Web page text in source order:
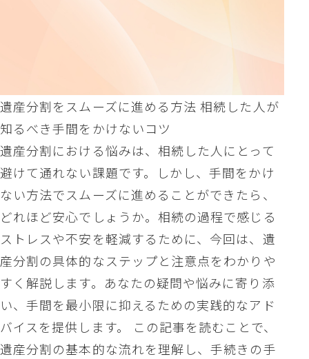
遺産分割をスムーズに進める方法 相続した人が
知るべき手間をかけないコツ
遺産分割における悩みは、相続した人にとって
避けて通れない課題です。しかし、手間をかけ
ない方法でスムーズに進めることができたら、
どれほど安心でしょうか。相続の過程で感じる
ストレスや不安を軽減するために、今回は、遺
産分割の具体的なステップと注意点をわかりや
すく解説します。あなたの疑問や悩みに寄り添
い、手間を最小限に抑えるための実践的なアド
バイスを提供します。 この記事を読むことで、
遺産分割の基本的な流れを理解し、手続きの手